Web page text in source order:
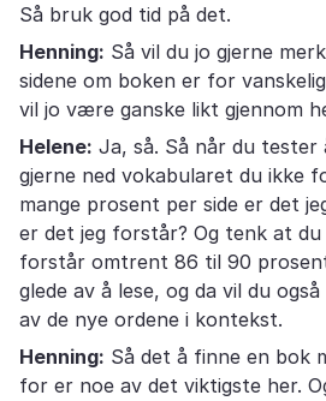
Så bruk god tid på det.
Henning: Så vil du jo gjerne
sidene om boken er for
vil jo være ganske likt gjennom
Helene: Ja, så. Så når du tester
gjerne ned vokabularet du ikke
mange prosent per side er det
er det jeg forstår? Og tenk at du
forstår omtrent 86 til 90
glede av å lese, og da vil du
av de nye ordene i kontekst.
Henning: Så det å finne en bok
for er noe av det viktigste her.